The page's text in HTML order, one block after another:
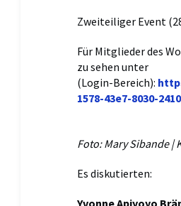
Zweiteiliger Event
Für Mitglieder des
zu sehen unter
(Login-Bereich):
1578-43e7-8030-
Foto: Mary Sibande |
Es diskutierten: